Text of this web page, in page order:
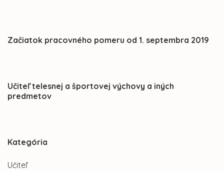
Začiatok pracovného pomeru od 1. septembra 2019
Učiteľ telesnej a športovej výchovy a iných
predmetov
Kategória
Učiteľ